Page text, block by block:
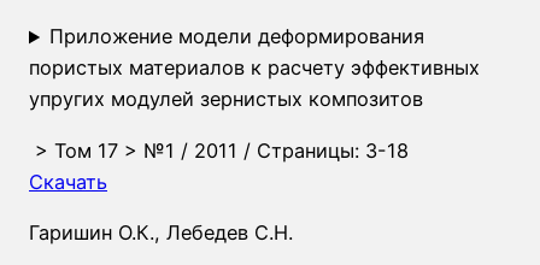
Приложение модели деформирования
пористых материалов к расчету эффективных
упругих модулей зернистых композитов
> Том 17 > №1 / 2011 / Страницы: 3-18
Скачать
Гаришин О.К., Лебедев С.Н.